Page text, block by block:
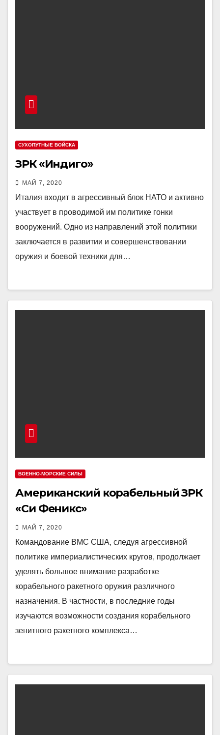
СУХОПУТНЫЕ ВОЙСКА
ЗРК «Индиго»
МАЙ 7, 2020
Италия входит в агрессивный блок НАТО и активно
участвует в проводимой им политике гонки
вооружений. Одно из направлений этой политики
заключается в развитии и совершенствовании
оружия и боевой техники для…
ВОЕННО-МОРСКИЕ СИЛЫ
Американский корабельный ЗРК
«Си Феникс»
МАЙ 7, 2020
Командование ВМС США, следуя агрессивной
политике империалистических кругов, продолжает
уделять большое внимание разработке
корабельного ракетного оружия различного
назначения. В частности, в последние годы
изучаются возможности создания корабельного
зенитного ракетного комплекса…